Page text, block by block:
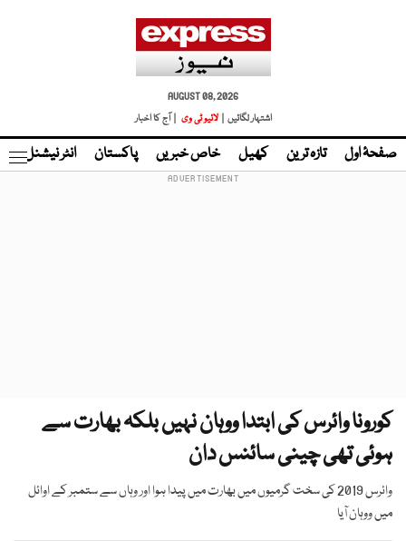
AUGUST 08, 2026
اشتہار لگائیں |
لائیو ٹی وی | آج کا اخبار
صفحۂ اول تازہ ترین کھیل خاص خبریں پاکستان انٹر نیشنل
کورونا وائرس کی ابتدا ووہان نہیں بلکہ بھارت سے
ہوئی تھی چینی سائنس دان
وائرس 2019 کی سخت گرمیوں میں بھارت میں پیدا ہوا اور وہاں سے ستمبر کے اوائل
میں ووہان آیا